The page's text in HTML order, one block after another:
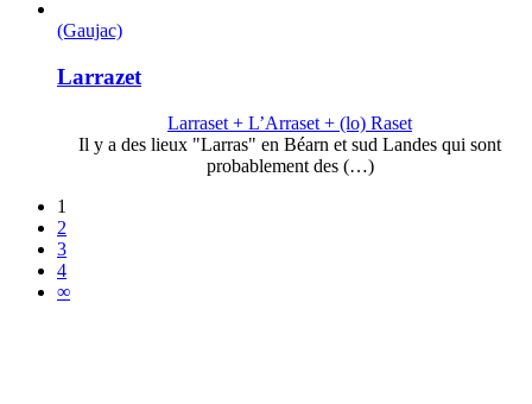
(Gaujac)
Larrazet
Larraset + L’Arraset + (lo) Raset
Il y a des lieux "Larras" en Béarn et sud Landes qui sont
probablement des (…)
1
2
3
4
∞